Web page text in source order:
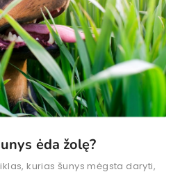
ėda žolę?
kurias šunys mėgsta daryti,